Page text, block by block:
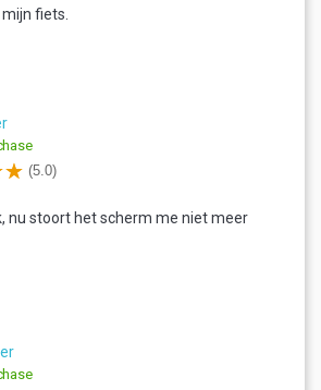
fiets.
(5.0)
nu stoort het scherm me niet meer